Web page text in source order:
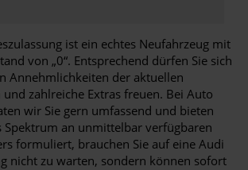
ist ein echtes Neufahrzeug mit
von „0“. Entsprechend dürfen Sie sich
Annehmlichkeiten der aktuellen
zahlreiche Extras freuen. Bei Auto
wir Sie gern umfassend und bieten
Spektrum an unmittelbar verfügbaren
formuliert, brauchen Sie auf eine Audi
nicht zu warten, sondern können sofort